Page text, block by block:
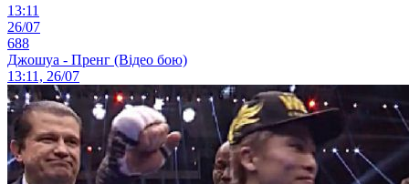
13:11
26/07
688
Джошуа - Пренг (Відео бою)
13:11, 26/07